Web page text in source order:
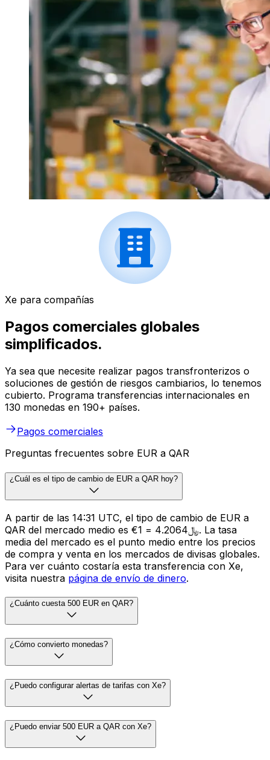
Xe para compañías
Pagos comerciales globales
simplificados.
Ya sea que necesite realizar pagos transfronterizos o
soluciones de gestión de riesgos cambiarios, lo tenemos
cubierto. Programa transferencias internacionales en
130 monedas en 190+ países.
Pagos comerciales
Preguntas frecuentes sobre EUR a QAR
¿Cuál es el tipo de cambio de EUR a QAR hoy?
A partir de las 14:31 UTC, el tipo de cambio de EUR a
QAR del mercado medio es €1 = ﷼4.2064. La tasa
media del mercado es el punto medio entre los precios
de compra y venta en los mercados de divisas globales.
Para ver cuánto costaría esta transferencia con Xe,
visita nuestra página de envío de dinero.
¿Cuánto cuesta 500 EUR en QAR?
¿Cómo convierto monedas?
¿Puedo configurar alertas de tarifas con Xe?
¿Puedo enviar 500 EUR a QAR con Xe?